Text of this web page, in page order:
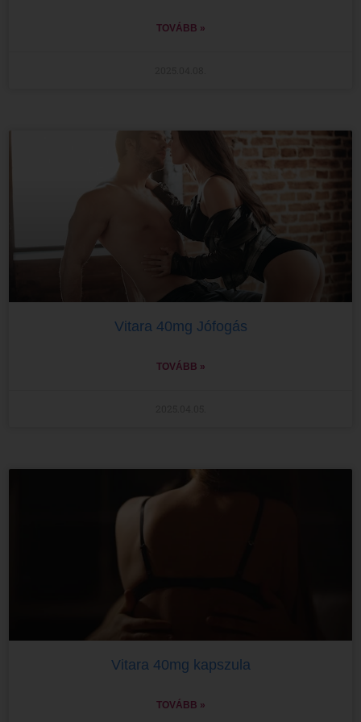
TOVÁBB »
Vitara 40mg Jófogás
TOVÁBB »
Vitara 40mg kapszula
TOVÁBB »